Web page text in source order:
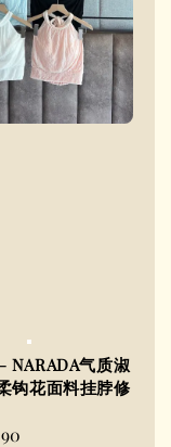
NARADA气质淑
钩花面料挂脖修